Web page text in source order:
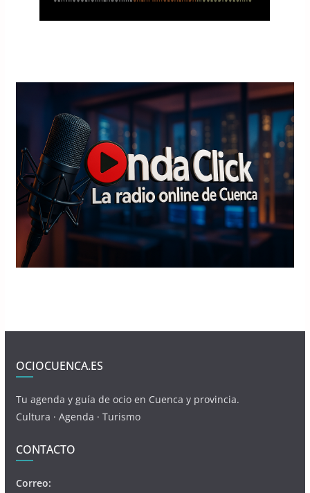
OCIOCUENCA.ES
Tu agenda y guía de ocio en Cuenca y provincia.
Cultura · Agenda · Turismo
CONTACTO
Correo: